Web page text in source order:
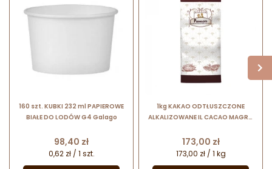
160 szt. KUBKI 232 ml PAPIEROWE
BIAŁE DO LODÓW G4 Galago
Cena
98,40 zł
0,62 zł / 1 szt.
1kg KAKAO ODTŁUSZCZONE
ALKALIZOWANE IL CACAO MAGRO
Cena
173,00 zł
173,00 zł / 1 kg